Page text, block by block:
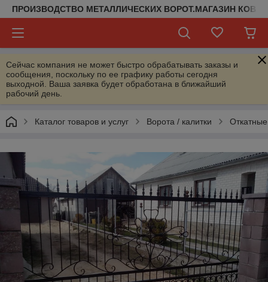
ПРОИЗВОДСТВО МЕТАЛЛИЧЕСКИХ ВОРОТ.МАГАЗИН
Сейчас компания не может быстро обрабатывать заказы и
сообщения, поскольку по ее графику работы сегодня
выходной. Ваша заявка будет обработана в ближайший
рабочий день.
Каталог товаров и услуг Ворота / калитки